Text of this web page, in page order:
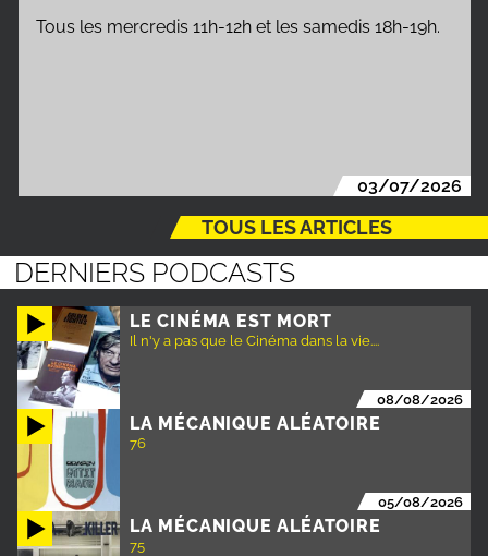
Tous les mercredis 11h-12h et les samedis 18h-19h.
03/07/2026
TOUS LES ARTICLES
DERNIERS PODCASTS
LE CINÉMA EST MORT
Il n'y a pas que le Cinéma dans la vie....
08/08/2026
LA MÉCANIQUE ALÉATOIRE
76
05/08/2026
LA MÉCANIQUE ALÉATOIRE
75